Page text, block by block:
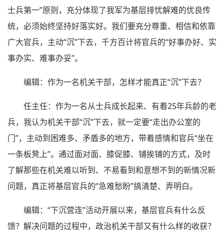
士兵第一”原则，充分体现了我军为基层排忧解难的优良传
统，必须始终坚持好落实好。我们要充分尊重、相信和依靠
广大官兵，主动“沉”下去，千方百计将官兵的“好事办好、实
事办实、难事办妥”。
编辑：作为一名机关干部，怎样才能真正“沉”下去？
任主任：作为一名从士兵成长起来、有着25年兵龄的老
兵，我认为机关干部“沉”下去，就一定要“走出办公室的
门”，主动到困难多、矛盾多的地方，带着感情和官兵“坐在
一条板凳上”。通过面对面、膝促膝、铺挨铺的方式，及时
了解那些在机关难以听到、不易看到和意想不到的新情况新
问题，真正将基层官兵的“急难愁盼”搞清楚、弄明白。
编辑：“下沉营连”活动开展以来，基层官兵有什么反
馈？解决问题的过程中，政治机关干部又有什么样的收获？